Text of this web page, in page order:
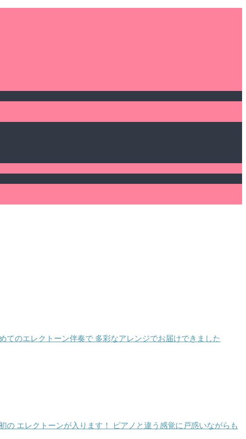
てのエレクトーン伴奏で 多彩なアレンジでお届けできました
の エレクトーンが入ります！ ピアノと違う感覚に戸惑いながらも